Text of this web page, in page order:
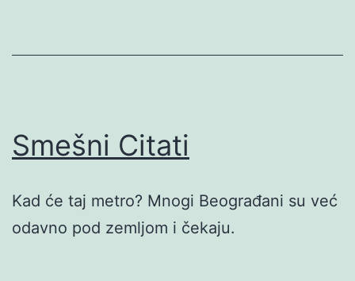
Smešni Citati
Kad će taj metro? Mnogi Beograđani su već
odavno pod zemljom i čekaju.